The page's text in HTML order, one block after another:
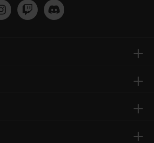
Emergency Logo auf dem Zifferblatt macht
und verleiht ihr einen exklusiven